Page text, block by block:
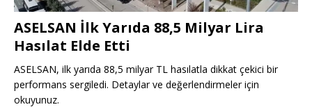
ASELSAN İlk Yarıda 88,5 Milyar Lira
Hasılat Elde Etti
ASELSAN, ilk yarıda 88,5 milyar TL hasılatla dikkat çekici bir
performans sergiledi. Detaylar ve değerlendirmeler için
okuyunuz.